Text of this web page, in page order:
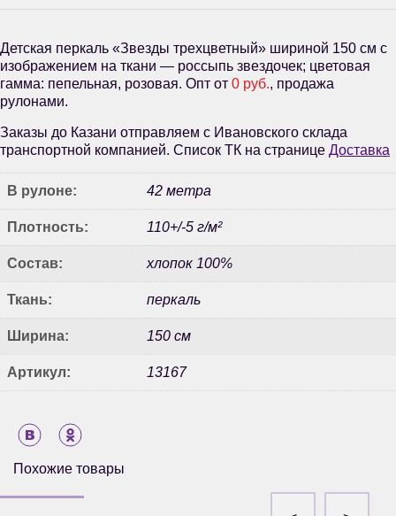
Детская перкаль «Звезды трехцветный» шириной 150 см с
изображением на ткани — россыпь звездочек; цветовая
гамма: пепельная, розовая. Опт от 0 руб., продажа
рулонами.
Заказы до Казани отправляем с Ивановского склада
транспортной компанией. Список ТК на странице Доставка
В рулоне: 42 метра
Плотность: 110+/-5 г/м²
Состав: хлопок 100%
Ткань: перкаль
Ширина: 150 см
Артикул: 13167
Похожие товары